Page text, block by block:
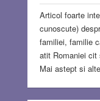
Articol foarte
cunoscute)
familiei, familie
atit Romaniei cit
Mai astept si